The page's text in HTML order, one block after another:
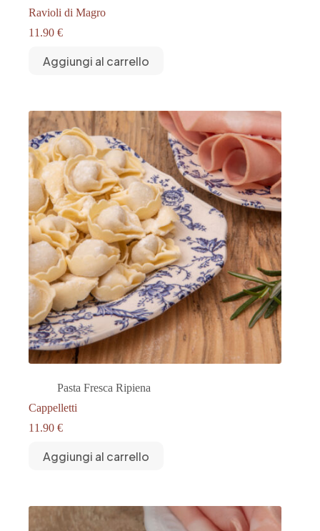
Ravioli di Magro
11.90 €
Aggiungi al carrello
Pasta Fresca Ripiena
Cappelletti
11.90 €
Aggiungi al carrello